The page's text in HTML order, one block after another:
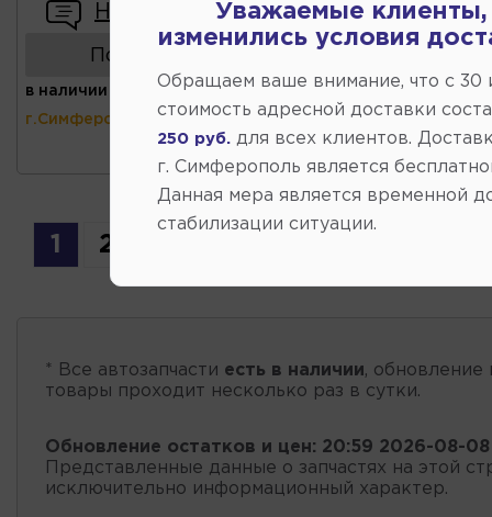
Написать отзыв
Показать аналоги
в наличии (ул.Коммунальная 43,
г.Симферополь)
1 2
* Все автозапчасти есть в наличии, обновление
товары проходит несколько раз в сутки.
Обновление остатков и цен: 20:59 2026-08-08
Представленные данные о запчастях на этой
исключительно информационный характер.
Уважаемые клиенты,
изменились условия
Обращаем ваше внимание, что c 30
стоимость адресной доставки
250 руб.
для всех клиентов.
г. Симферополь является
Данная мера является временной
стабилизации ситуации.